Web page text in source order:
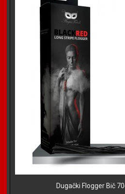
Dugački Flogger Bič